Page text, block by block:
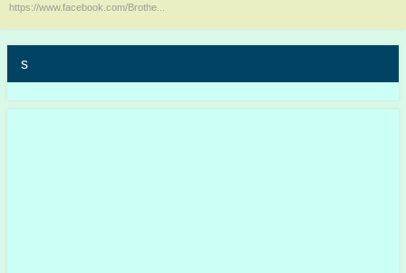
https://www.facebook.com/Brothe...
s